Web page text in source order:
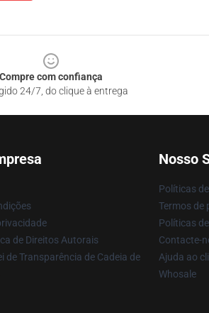
Compre com confiança
24/7, do clique à entrega
de Direitos Autorais
de Transparência de Cadeia de
Nosso
Políticas
Termos de
Políticas
Contacte-
Ajuda ao
Whosale